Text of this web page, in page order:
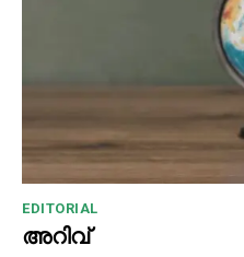
EDITORIAL
അറിവ്